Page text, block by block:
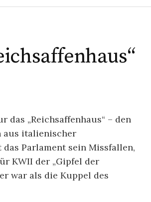
„Reichsaffenhaus“ – den
aus italienischer
Parlament sein Missfallen,
KWII der „Gipfel der
war als die Kuppel des